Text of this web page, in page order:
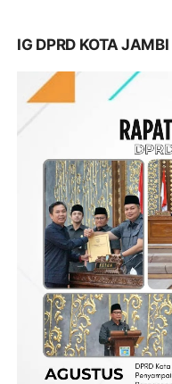
IG DPRD KOTA JAMBI